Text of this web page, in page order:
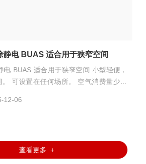
静电 BUAS 适合用于狭窄空间
电 BUAS 适合用于狭窄空间 小型轻便，
可设置在任何场所。 空气消费量少的
12-06
查看更多 +